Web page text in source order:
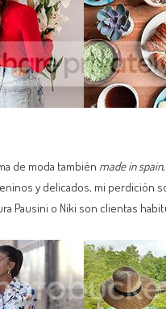
de moda también made in spain
y delicados, mi perdición
Pausini o Niki son clientas